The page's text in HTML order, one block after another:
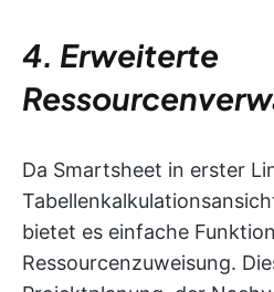
4. Erweiterte
Da Smartsheet in erster
bietet es einfache
Ressourcenzuweisung.